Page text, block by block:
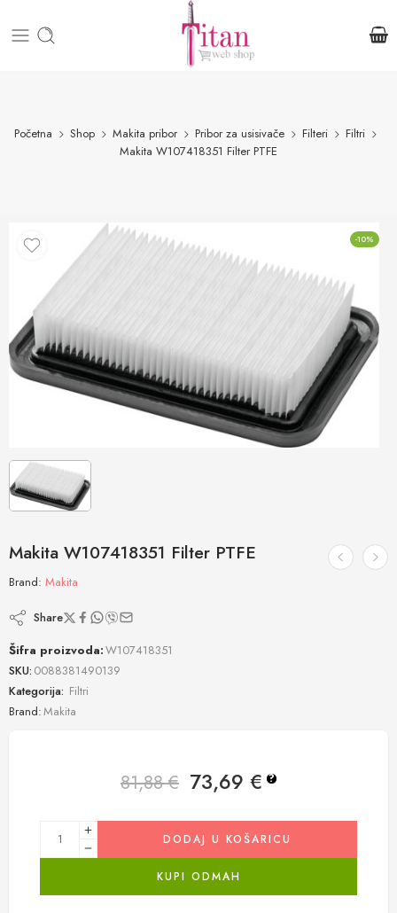
Početna Shop Makita pribor Pribor za usisivače Filteri
Filtri
Makita W107418351 Filter PTFE
-10%
Makita W107418351 Filter PTFE
Brand: Makita
Share
Šifra proizvoda:W107418351
SKU: 0088381490139
Kategorija: Filtri
Brand:Makita
81,88€ 73,69 € ?
DODAJ U KOŠARICU
KUPI ODMAH